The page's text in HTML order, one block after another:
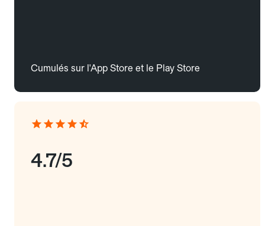
Cumulés sur l'App Store et le Play Store
4.7/5